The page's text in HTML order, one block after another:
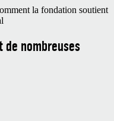
la fondation soutient
de nombreuses